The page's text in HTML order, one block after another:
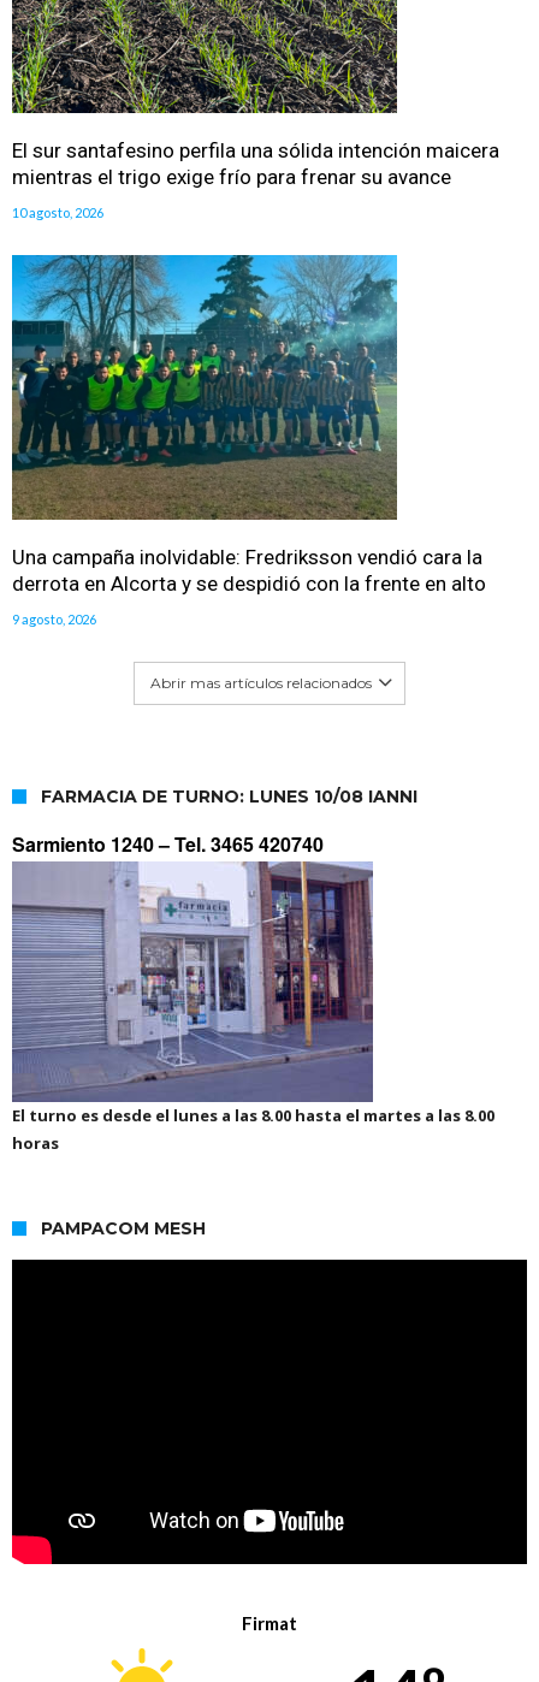
El sur santafesino perfila una sólida intención maicera
mientras el trigo exige frío para frenar su avance
10 agosto, 2026
Una campaña inolvidable: Fredriksson vendió cara la
derrota en Alcorta y se despidió con la frente en alto
9 agosto, 2026
Abrir mas artículos relacionados
FARMACIA DE TURNO: LUNES 10/08 IANNI
Sarmiento 1240 –Tel. 3465 420740
El turno es desde el lunes a las 8.00 hasta el martes a las 8.00
horas
PAMPACOM MESH
Firmat